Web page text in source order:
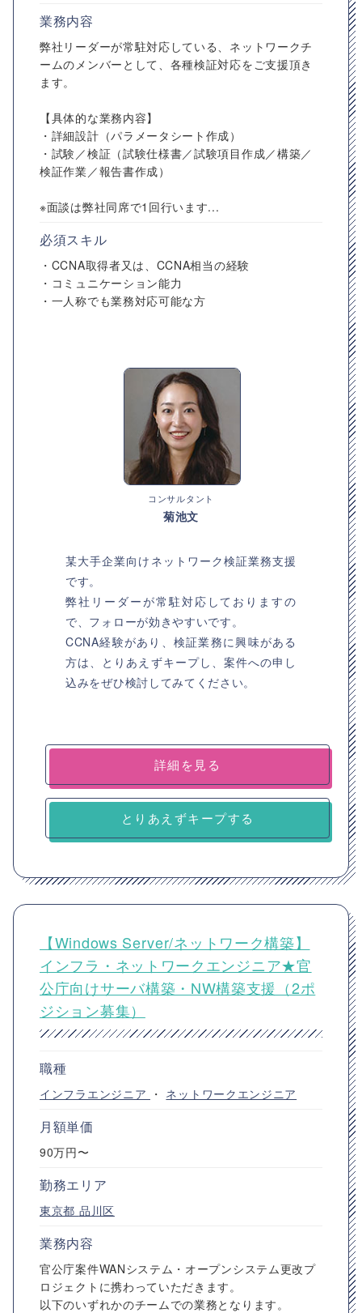
業務内容
弊社リーダーが常駐対応している、ネットワークチ
ームのメンバーとして、各種検証対応をご支援頂き
ます。
【具体的な業務内容】
・詳細設計（パラメータシート作成）
・試験／検証（試験仕様書／試験項目作成／構築／
検証作業／報告書作成）
※面談は弊社同席で1回行います...
必須スキル
・CCNA取得者又は、CCNA相当の経験
・コミュニケーション能力
・一人称でも業務対応可能な方
コンサルタント
菊池文
某大手企業向けネットワーク検証業務支援
です。
弊社リーダーが常駐対応しておりますの
で、フォローが効きやすいです。
CCNA経験があり、検証業務に興味がある
方は、とりあえずキープし、案件への申し
込みをぜひ検討してみてください。
詳細を見る
とりあえずキープする
【Windows Server/ネットワーク構築】
インフラ・ネットワークエンジニア★官
公庁向けサーバ構築・NW構築支援（2ポ
ジション募集）
職種
インフラエンジニア ・ ネットワークエンジニア
月額単価
90万円〜
勤務エリア
東京都 品川区
業務内容
官公庁案件WANシステム・オープンシステム更改プ
ロジェクトに携わっていただきます。
以下のいずれかのチームでの業務となります。